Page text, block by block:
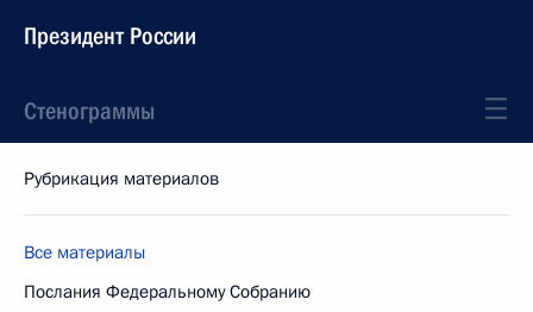
Президент России
Стенограммы
Рубрикация материалов
Все материалы
Послания Федеральному Собранию